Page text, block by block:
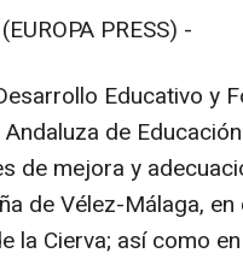
PRESS) -
Educativo y
de
de mejora y
de Vélez-Málaga,
la Cierva; así como